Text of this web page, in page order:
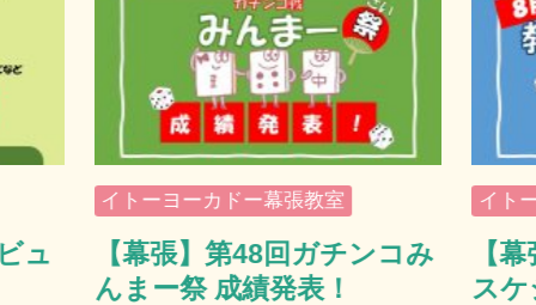
ュ
イトーヨーカドー幕張教室
【幕張】第48回ガチンコみ
んまー祭 成績発表！
イト
【
ス